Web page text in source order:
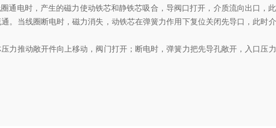
电时，产生的磁力使动铁芯和静铁芯吸合，导阀口打开，介质流向出口，
。当线圈断电时，磁力消失，动铁芯在弹簧力作用下复位关闭先导口，此时
推动敞开件向上移动，阀门打开；断电时，弹簧力把先导孔敞开，入口压